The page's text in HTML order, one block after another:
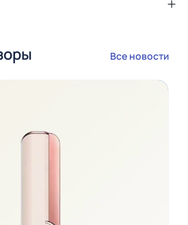
Все новости